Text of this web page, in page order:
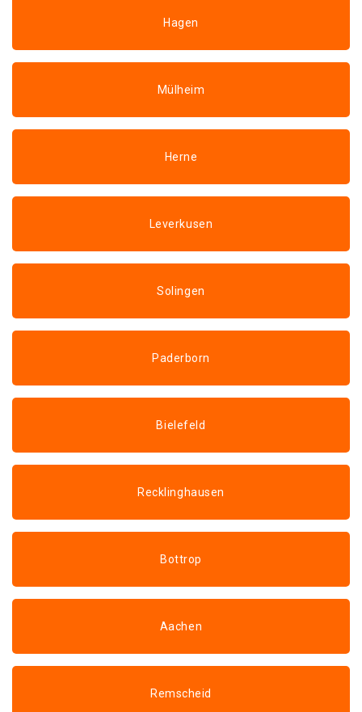
Hagen
Mülheim
Herne
Leverkusen
Solingen
Paderborn
Bielefeld
Recklinghausen
Bottrop
Aachen
Remscheid